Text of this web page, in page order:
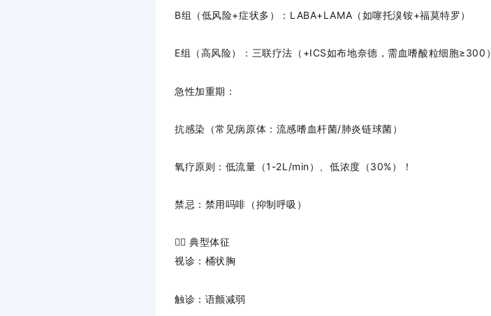
B组 （低风险+症状多）： LABA+LAMA （如噻托溴铵+福莫特罗）
E组 （高风险）：三联疗法（+ICS如布地奈德，需血嗜酸粒细胞≥300）
急性加重期 ：
抗感染（常见病原体：流感嗜血杆菌/肺炎链球菌）
氧疗原则 ：低流量（1-2L/min）、低浓度（30%）！
禁忌 ：禁用吗啡（抑制呼吸）
👨‍⚕️ 典型体征
视诊 ：桶状胸
触诊 ：语颤减弱